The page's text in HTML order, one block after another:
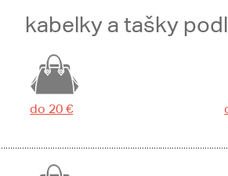
kabelky a tašky
do 20 €